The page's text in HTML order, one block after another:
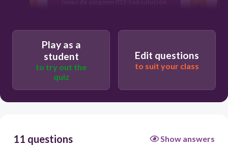
iones de oxígeno (O2-) en solución
Son sustancias que aumentan la
(H+) en solución acuosa
Son sustancias que tienen un pH mayor
Play as a
student
to try out the
quiz
Edit questions
to suit your class
11 questions Show answers